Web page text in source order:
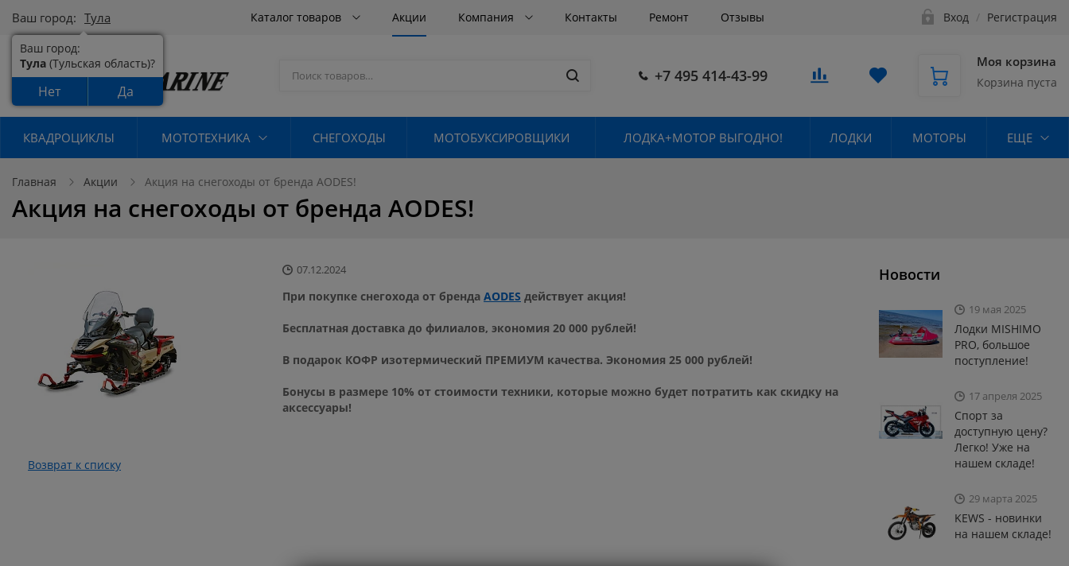
Ваш город: Тула
Ваш город:
Тула (Тульская область)?
Нет Да
Каталог товаров Акции Компания Контакты Ремонт Отзывы Вход / Регистрация
+7 495 414-43-99
Моя корзина
Корзина пуста
КВАДРОЦИКЛЫ МОТОТЕХНИКА СНЕГОХОДЫ МОТОБУКСИРОВЩИКИ ЛОДКА+МОТОР ВЫГОДНО! ЛОДКИ МОТОРЫ ЕЩЕ
Главная Акции Акция на снегоходы от бренда AODES!
Акция на снегоходы от бренда AODES!
07.12.2024
При покупке снегохода от бренда AODES действует акция!
Бесплатная доставка до филиалов, экономия 20 000 рублей!
В подарок КОФР изотермический ПРЕМИУМ качества. Экономия 25 000 рублей!
Бонусы в размере 10% от стоимости техники, которые можно будет потратить как скидку на
аксессуары!
Возврат к списку
Новости
19 мая 2025
Лодки MISHIMO
PRO, большое
поступление!
17 апреля 2025
Спорт за
доступную цену?
Легко! Уже на
нашем складе!
29 марта 2025
KEWS - новинки
на нашем складе!